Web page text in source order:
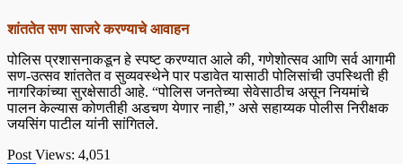
शांततेत सण साजरे करण्याचे आवाहन
पोलिस प्रशासनाकडून हे स्पष्ट करण्यात आले की, गणेशोत्सव आणि सर्व आगामी
सण-उत्सव शांततेत व सुव्यवस्थेने पार पडावेत यासाठी पोलिसांची उपस्थिती ही
नागरिकांच्या सुरक्षेसाठी आहे. “पोलिस जनतेच्या सेवेसाठीच असून नियमांचे
पालन केल्यास कोणतीही अडचण येणार नाही,” असे सहाय्यक पोलीस निरीक्षक
जयसिंग पाटील यांनी सांगितले.
Post Views: 4,051